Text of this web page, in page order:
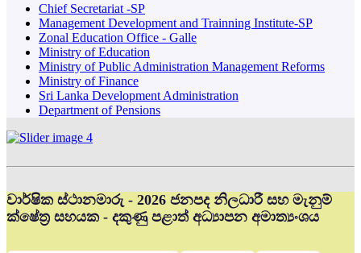
Chief Secretariat -SP
Management Development and Trainning Institute-SP
Zonal Education Office - Galle
Ministry of Education
Ministry of Public Administration Management Reforms
Ministry of Finance
Sri Lanka Development Administration
Department of Pensions
වාර්ෂික ස්ථානමාරු - 2026 ජනපද නිලධාරී සහ මැනුම්
ක්ෂේත්‍ර සහයක - දකුණු පළාත් අධ්‍යාපන අමාත්‍යංශය